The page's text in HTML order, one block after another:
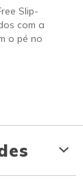
Slip-
com a
o pé no